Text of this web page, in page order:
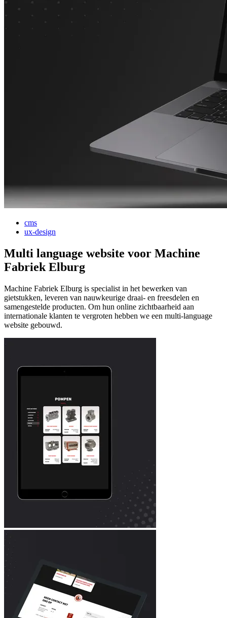
cms
ux-design
Multi language website voor Machine
Fabriek Elburg
Machine Fabriek Elburg is specialist in het bewerken van
gietstukken, leveren van nauwkeurige draai- en freesdelen en
samengestelde producten. Om hun online zichtbaarheid aan
internationale klanten te vergroten hebben we een multi-language
website gebouwd.